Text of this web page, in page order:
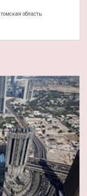
томская область